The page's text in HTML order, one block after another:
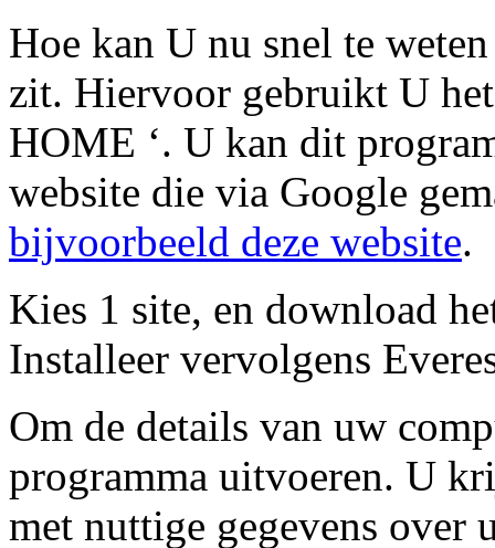
Hoe kan U nu snel te
zit. Hiervoor gebruikt U
HOME ‘. U kan dit
website die via Google
bijvoorbeeld deze website.
Kies 1 site, en download
Installeer vervolgens
Om de details van uw
programma uitvoeren. U
met nuttige gegevens over